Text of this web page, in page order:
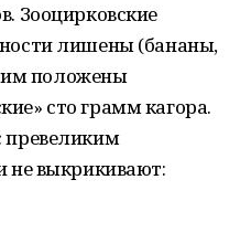
Зооцирковские
лишены (бананы,
им положены
сто грамм кагора.
превеликим
не выкрикивают: